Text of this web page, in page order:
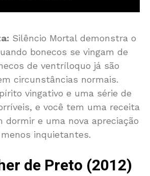
Silêncio Mortal demonstra o
bonecos se vingam de
de ventríloquo já são
circunstâncias normais.
vingativo e uma série de
e você tem uma receita
dormir e uma nova apreciação
inquietantes.
de Preto (2012)